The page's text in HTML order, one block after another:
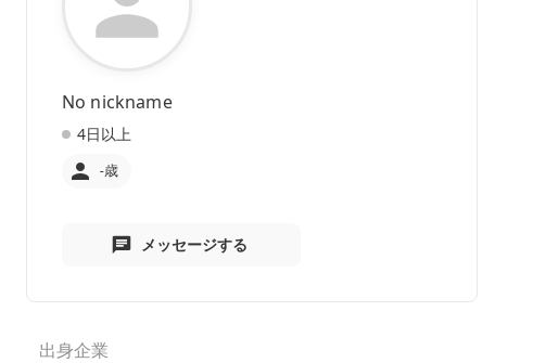
No nickname
4日以上
-歳
メッセージする
出身企業